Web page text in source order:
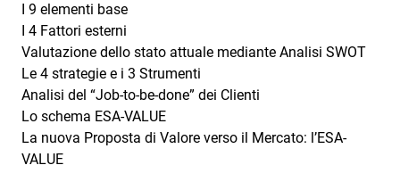
I 9 elementi base
I 4 Fattori esterni
Valutazione dello stato attuale mediante Analisi SWOT
Le 4 strategie e i 3 Strumenti
Analisi del “Job-to-be-done” dei Clienti
Lo schema ESA-VALUE
La nuova Proposta di Valore verso il Mercato: l’ESA-
VALUE